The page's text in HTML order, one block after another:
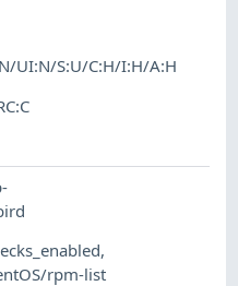
UI:N/S:U/C:H/I:H/A:H
,
rpm-list